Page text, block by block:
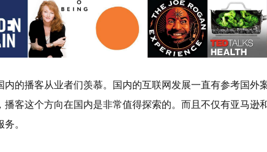
的播客从业者们羡慕。国内的互联网发展一直有参考国外
客这个方向在国内是非常值得探索的。而且不仅有亚马逊
。